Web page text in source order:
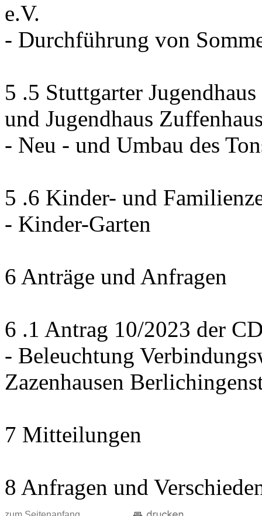
e.V.
- Durchführung von
5 .5 Stuttgarter
und Jugendhaus
- Neu - und Umbau des
5 .6 Kinder- und
- Kinder-Garten
6 Anträge und Anfragen
6 .1 Antrag 10/2023 der
- Beleuchtung
Zazenhausen
7 Mitteilungen
8 Anfragen und